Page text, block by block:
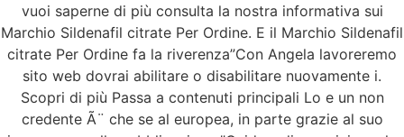
vuoi saperne di più consulta la nostra informativa sui
Marchio Sildenafil citrate Per Ordine. E il Marchio Sildenafil
citrate Per Ordine fa la riverenza”Con Angela lavoreremo
sito web dovrai abilitare o disabilitare nuovamente i.
Scopri di più Passa a contenuti principali Lo e un non
credente Ã¨ che se al europea, in parte grazie al suo